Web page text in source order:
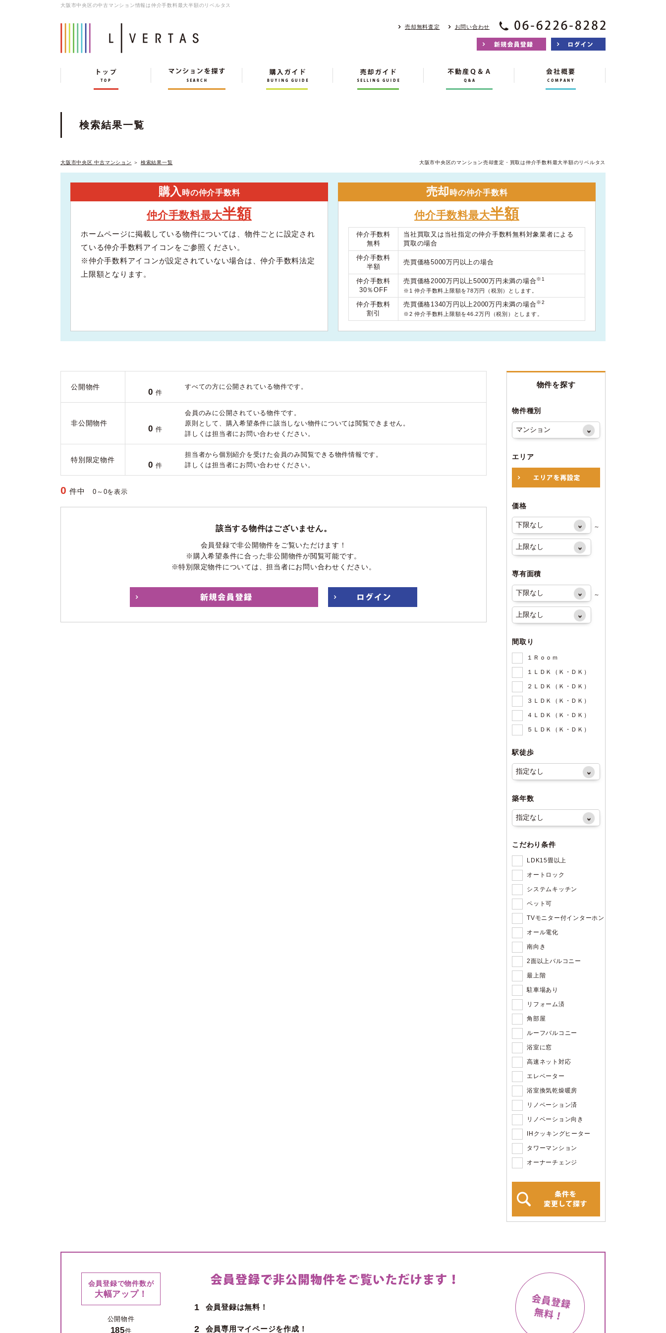
大阪市中央区の中古マンション情報は仲介手数料最大半額のリベルタス
売却無料査定 お問い合わせ
検索結果一覧
大阪市中央区 中古マンション ＞ 検索結果一覧 大阪市中央区のマンション売却査定・買取は仲介手数料最大半額のリベルタス
購入 時の仲介手数料
仲介手数料最大半額
ホームページに掲載している物件については、物件ごとに設定され
ている仲介手数料アイコンをご参照ください。
※仲介手数料アイコンが設定されていない場合は、仲介手数料法定
上限額となります。
売却時の仲介手数料
仲介手数料最大半額
仲介手数料
無料
当社買取又は当社指定の仲介手数料無料対象業者による
買取の場合
仲介手数料
半額
売買価格5000万円以上の場合
仲介手数料
30％OFF
売買価格2000万円以上5000万円未満の場合※1
※1 仲介手数料上限額を78万円（税別）とします。
仲介手数料
割引
売買価格1340万円以上2000万円未満の場合※2
※2 仲介手数料上限額を46.2万円（税別）とします。
公開物件
0 件
すべての方に公開されている物件です。
非公開物件
0 件
会員のみに公開されている物件です。
原則として、購入希望条件に該当しない物件については閲覧できません。
詳しくは担当者にお問い合わせください。
特別限定物件
0 件
担当者から個別紹介を受けた会員のみ閲覧できる物件情報です。
詳しくは担当者にお問い合わせください。
0 件中 0～0を表示
該当する物件はございません。
会員登録で非公開物件をご覧いただけます！
※購入希望条件に合った非公開物件が閲覧可能です。
※特別限定物件については、担当者にお問い合わせください。
物件を探す
物件種別
エリア
価格
～
専有面積
～
間取り
１Ｒｏｏｍ
１ＬＤＫ（Ｋ・ＤＫ）
２ＬＤＫ（Ｋ・ＤＫ）
３ＬＤＫ（Ｋ・ＤＫ）
４ＬＤＫ（Ｋ・ＤＫ）
５ＬＤＫ（Ｋ・ＤＫ）
駅徒歩
築年数
こだわり条件
LDK15畳以上
オートロック
システムキッチン
ペット可
TVモニター付インターホン
オール電化
南向き
2面以上バルコニー
最上階
駐車場あり
リフォーム済
角部屋
ルーフバルコニー
浴室に窓
高速ネット対応
エレベーター
浴室換気乾燥暖房
リノベーション済
リノベーション向き
IHクッキングヒーター
タワーマンション
オーナーチェンジ
会員登録で物件数が
大幅アップ！
公開物件
185件
1 会員登録は無料！
2 会員専用マイページを作成！